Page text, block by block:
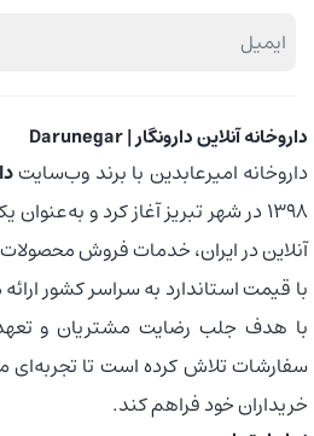
داروخانه آنلاین دارونگار | Darunegar
داروخانه امیرعابدین با برند وب‌سایت
1398 در شهر تبریز آغاز کرد و
آنلاین در ایران، خدمات فروش محصولات
با قیمت استاندارد به سراسر کشور
با هدف جلب رضایت مشتریان و
سفارشات تلاش کرده است تا
خریداران خود فراهم کند.